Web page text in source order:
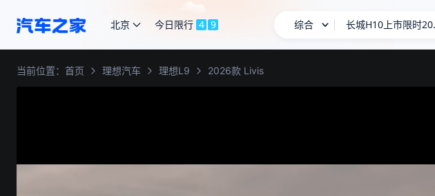
北京 今日限行 4 9 综合 长城H10上市限时
星愿
当前位置： 首页 理想汽车 理想L9 2026款 Livis